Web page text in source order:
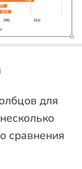
для
сравнения